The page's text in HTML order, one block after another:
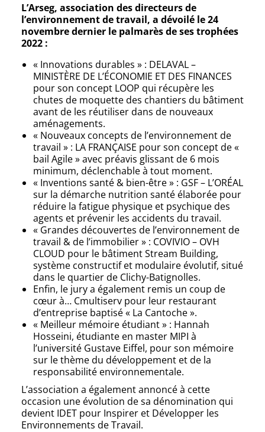
L’Arseg, association des directeurs de
l’environnement de travail, a dévoilé le 24
novembre dernier le palmarès de ses trophées
2022 :
« Innovations durables » : DELAVAL –
MINISTÈRE DE L’ÉCONOMIE ET DES FINANCES
pour son concept LOOP qui récupère les
chutes de moquette des chantiers du bâtiment
avant de les réutiliser dans de nouveaux
aménagements.
« Nouveaux concepts de l’environnement de
travail » : LA FRANÇAISE pour son concept de «
bail Agile » avec préavis glissant de 6 mois
minimum, déclenchable à tout moment.
« Inventions santé & bien-être » : GSF – L’ORÉAL
sur la démarche nutrition santé élaborée pour
réduire la fatigue physique et psychique des
agents et prévenir les accidents du travail.
« Grandes découvertes de l’environnement de
travail & de l’immobilier » : COVIVIO – OVH
CLOUD pour le bâtiment Stream Building,
système constructif et modulaire évolutif, situé
dans le quartier de Clichy-Batignolles.
Enfin, le jury a également remis un coup de
cœur à… Cmultiserv pour leur restaurant
d’entreprise baptisé « La Cantoche ».
« Meilleur mémoire étudiant » : Hannah
Hosseini, étudiante en master MIPI à
l’université Gustave Eiffel, pour son mémoire
sur le thème du développement et de la
responsabilité environnementale.
L’association a également annoncé à cette
occasion une évolution de sa dénomination qui
devient IDET pour Inspirer et Développer les
Environnements de Travail.